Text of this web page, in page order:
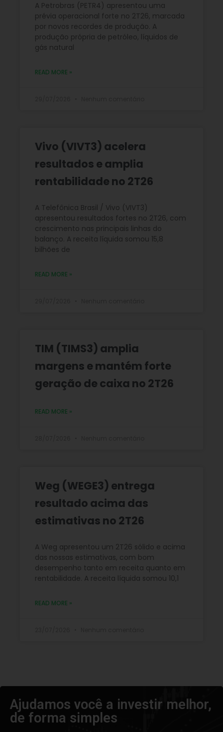
A Petrobras (PETR4) apresentou uma
prévia operacional forte no 2T26, marcada
por novos recordes de produção. A
produção própria de petróleo, líquidos de
gás natural
READ MORE »
Vivo (VIVT3) acelera
resultados e amplia
rentabilidade no 2T26
A Telefônica Brasil / Vivo (VIVT3)
apresentou resultados fortes no 2T26, com
crescimento nas principais linhas do
balanço. A receita líquida somou 15,8
bilhões de
READ MORE »
TIM (TIMS3) amplia
margens e mantém forte
geração de caixa no 2T26
READ MORE »
Weg (WEGE3) entrega
resultado acima das
estimativas no 2T26
A Weg apresentou um 2T26 sólido e acima
das nossas estimativas, com bom
desempenho tanto em receita quanto em
rentabilidade. A receita líquida somou 10,1
READ MORE »
Ajudamos você a investir melhor,
de forma simples​